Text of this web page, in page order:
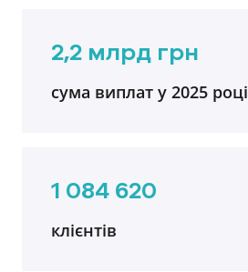
2,2 млрд грн
сума виплат у 2025 році
1 084 620
клієнтів